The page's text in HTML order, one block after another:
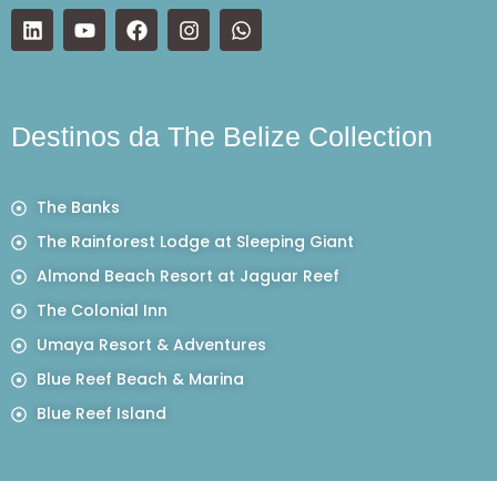
Destinos da The Belize Collection
The Banks
The Rainforest Lodge at Sleeping Giant
Almond Beach Resort at Jaguar Reef
The Colonial Inn
Umaya Resort & Adventures
Blue Reef Beach & Marina
Blue Reef Island